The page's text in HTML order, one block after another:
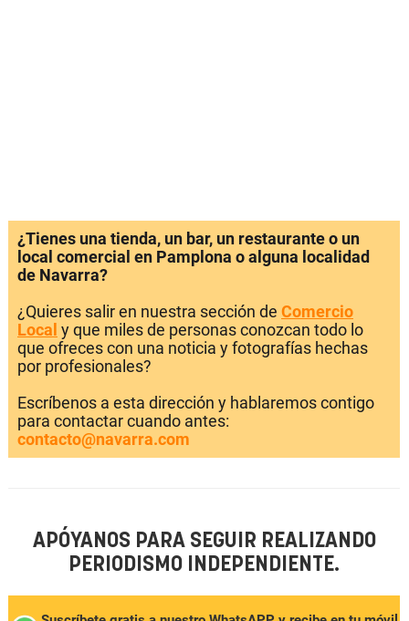
¿Tienes una tienda, un bar, un restaurante o un
local comercial en Pamplona o alguna localidad
de Navarra?
¿Quieres salir en nuestra sección de Comercio
Local y que miles de personas conozcan todo lo
que ofreces con una noticia y fotografías hechas
por profesionales?
Escríbenos a esta dirección y hablaremos contigo
para contactar cuando antes:
contacto@navarra.com
APÓYANOS PARA SEGUIR REALIZANDO
PERIODISMO INDEPENDIENTE.